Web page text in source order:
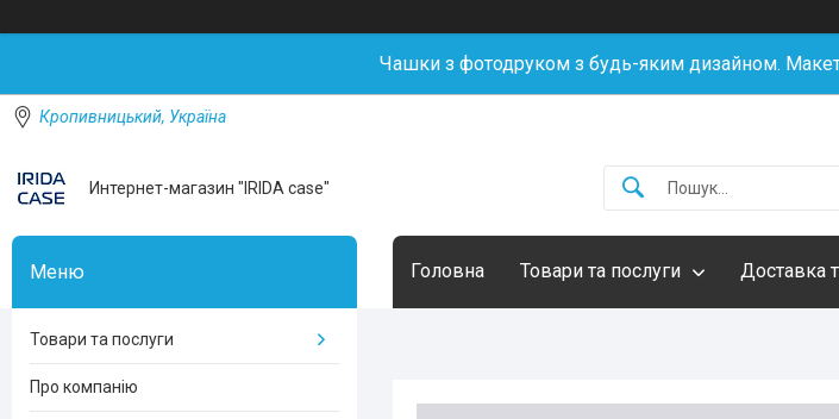
Чашки з фотодруком з будь-яким дизайном.
Кропивницький, Україна
Интернет-магазин "IRIDA case"
Головна Товари та послуги Доставка
Товари та послуги
Про компанію